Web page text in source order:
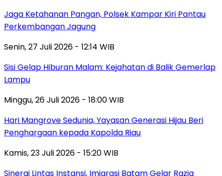
Jaga Ketahanan Pangan, Polsek Kampar Kiri Pantau
Perkembangan Jagung
Senin, 27 Juli 2026 - 12:14 WIB
Sisi Gelap Hiburan Malam: Kejahatan di Balik Gemerlap
Lampu
Minggu, 26 Juli 2026 - 18:00 WIB
Hari Mangrove Sedunia, Yayasan Generasi Hijau Beri
Penghargaan kepada Kapolda Riau
Kamis, 23 Juli 2026 - 15:20 WIB
Sinergi Lintas Instansi, Imigrasi Batam Gelar Razia